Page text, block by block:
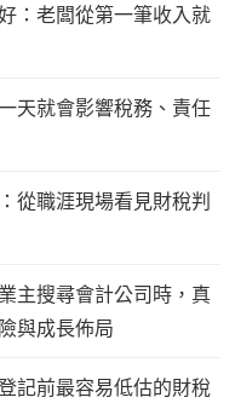
：老闆從第一筆收入就
天就會影響稅務、責任
從職涯現場看見財稅判
主搜尋會計公司時，真
與成長佈局
記前最容易低估的財稅